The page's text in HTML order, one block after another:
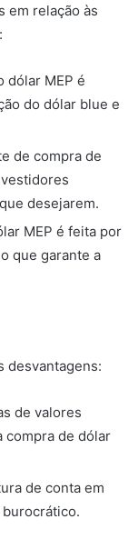
em relação às
dólar MEP é
do dólar blue e
de compra de
desejarem.
MEP é feita por
que garante a
desvantagens:
de valores
compra de dólar
de conta em